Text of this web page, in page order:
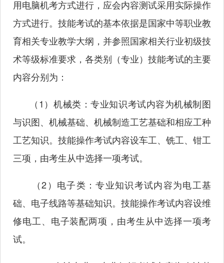
用电脑机考方式进行，应会内容测试采用实际操作
方式进行。技能考试的基本依据是国家中等职业教
育相关专业教学大纲，并参照国家相关行业初级技
术等级标准要求，各类别（专业）技能考试的主要
内容分别为：
（1）机械类：专业知识考试内容为机械制图
与识图、机械基础、机械制造工艺基础和相应工种
工艺知识。技能操作考试内容设车工、铣工、钳工
三项，由考生从中选择一项考试。
（2）电子类：专业知识考试内容为电工基
础、电子线路等基础知识。技能操作考试内容设维
修电工、电子装配两项，由考生从中选择一项考
试。